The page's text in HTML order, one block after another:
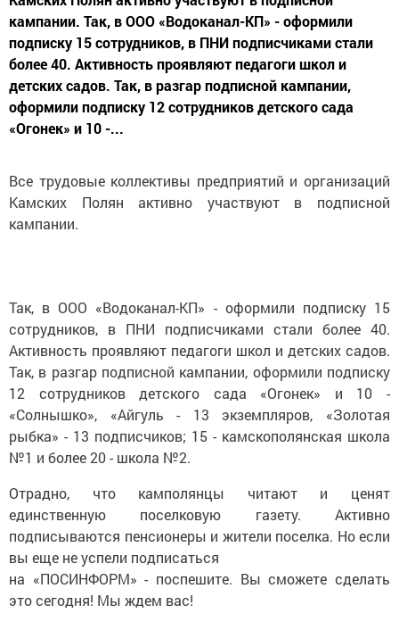
кампании. Так, в ООО «Водоканал-КП» - оформили
подписку 15 сотрудников, в ПНИ подписчиками стали
более 40. Активность проявляют педагоги школ и
детских садов. Так, в разгар подписной кампании,
оформили подписку 12 сотрудников детского сада
«Огонек» и 10 -...
Все трудовые коллективы предприятий и организаций
Камских Полян активно участвуют в подписной
кампании.
Так, в ООО «Водоканал-КП» - оформили подписку 15
сотрудников, в ПНИ подписчиками стали более 40.
Активность проявляют педагоги школ и детских садов.
Так, в разгар подписной кампании, оформили подписку
12 сотрудников детского сада «Огонек» и 10 -
«Солнышко», «Айгуль - 13 экземпляров, «Золотая
рыбка» - 13 подписчиков; 15 - камскополянская школа
№1 и более 20 - школа №2.
Отрадно, что камполянцы читают и ценят
единственную поселковую газету. Активно
подписываются пенсионеры и жители поселка. Но если
вы еще не успели подписаться
на «ПОСИНФОРМ» - поспешите. Вы сможете сделать
это сегодня! Мы ждем вас!